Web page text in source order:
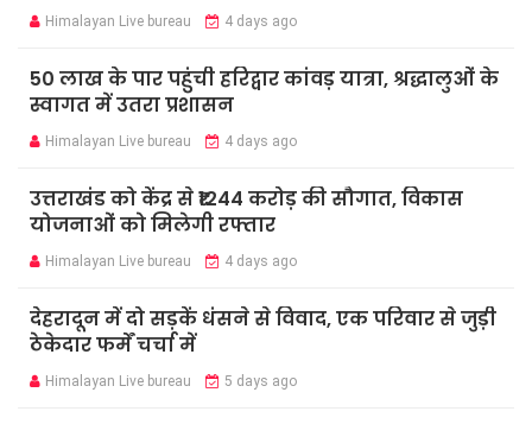
Himalayan Live bureau 4 days ago
50 लाख के पार पहुंची हरिद्वार कांवड़ यात्रा, श्रद्धालुओं के
स्वागत में उतरा प्रशासन
Himalayan Live bureau 4 days ago
उत्तराखंड को केंद्र से ₹1244 करोड़ की सौगात, विकास
योजनाओं को मिलेगी रफ्तार
Himalayan Live bureau 4 days ago
देहरादून में दो सड़कें धंसने से विवाद, एक परिवार से जुड़ी
ठेकेदार फर्में चर्चा में
Himalayan Live bureau 5 days ago